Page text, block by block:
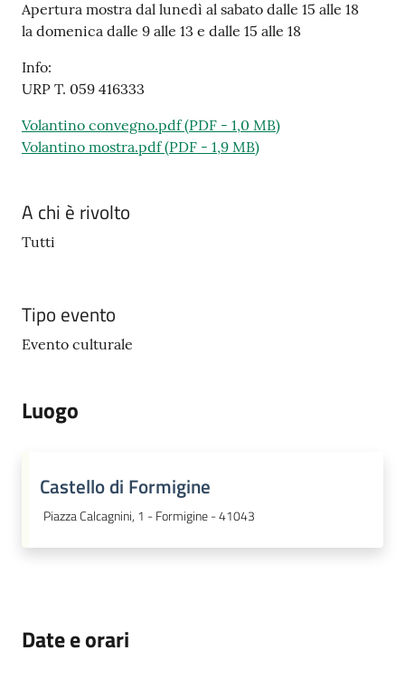
Apertura mostra dal lunedì al sabato dalle 15 alle 18
la domenica dalle 9 alle 13 e dalle 15 alle 18
Info:
URP T. 059 416333
Volantino convegno.pdf(PDF - 1,0 MB)
Volantino mostra.pdf(PDF - 1,9 MB)
A chi è rivolto
Tutti
Tipo evento
Evento culturale
Luogo
Castello di Formigine
Piazza Calcagnini, 1 - Formigine - 41043
Date e orari